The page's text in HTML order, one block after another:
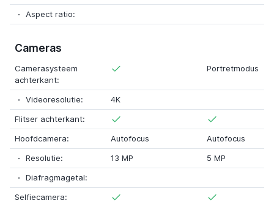
Aspect ratio:
Cameras
Camerasysteem
achterkant:
Portretmodus
Videoresolutie:
4K
Flitser achterkant:
Hoofdcamera:
Autofocus
Autofocus
Resolutie:
13 MP
5 MP
Diafragmagetal:
Selfiecamera: